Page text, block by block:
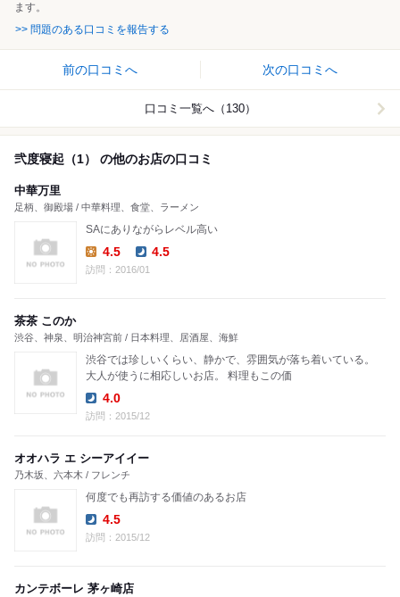
ます。
>> 問題のある口コミを報告する
前の口コミへ 次の口コミへ
口コミ一覧へ（130）
弐度寝起（1） の他のお店の口コミ
中華万里
足柄、御殿場 / 中華料理、食堂、ラーメン
SAにありながらレベル高い
Lunch:
4.5 4.5
訪問：2016/01
茶茶 このか
渋谷、神泉、明治神宮前 / 日本料理、居酒屋、海鮮
渋谷では珍しいくらい、静かで、雰囲気が落ち着いている。
大人が使うに相応しいお店。 料理もこの価
Dinner:
4.0
訪問：2015/12
オオハラ エ シーアイイー
乃木坂、六本木 / フレンチ
何度でも再訪する価値のあるお店
Dinner:
4.5
訪問：2015/12
カンテボーレ 茅ヶ崎店